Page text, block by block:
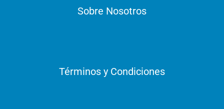
Sobre Nosotros
Términos y Condiciones